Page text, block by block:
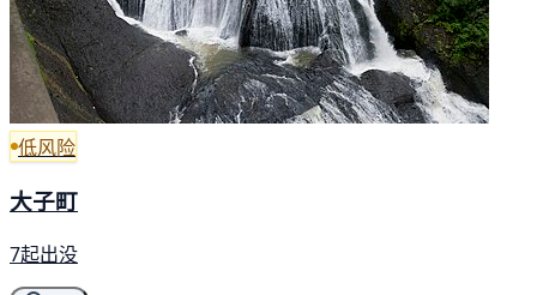
低风险
大子町
7起出没